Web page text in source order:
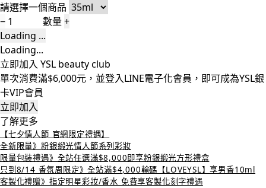
請選擇一個商品
−
數量+
Loading ...
Loading...
立即加入 YSL beauty club
單次消費滿$6,000元，並登入LINE電子化會員，即可成為YSL銀
卡VIP會員
立即加入
了解更多
【七夕情人節 官網限定禮遇】
全新限量》粉銀緞光情人節系列彩妝
限量包裝禮遇》全站任選滿$8,000即享粉銀緞光方形禮盒
只到8/14 香氛周限定》全站滿$4,000輸碼【LOVEYSL】享男香10ml
客製化禮贈》指定明星彩妝/香水 免費享客製化刻字禮遇